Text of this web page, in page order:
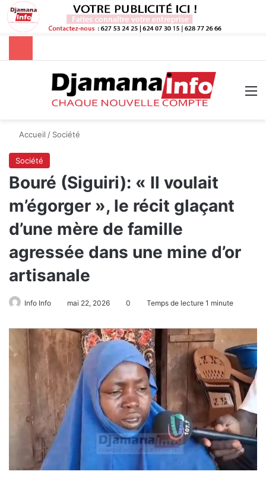
Rechercher
Accueil / Société
Société
Bouré (Siguiri): « Il voulait
m’égorger », le récit glaçant
d’une mère de famille
agressée dans une mine d’or
artisanale
Info Info mai 22, 2026 0 Temps de lecture 1 minute